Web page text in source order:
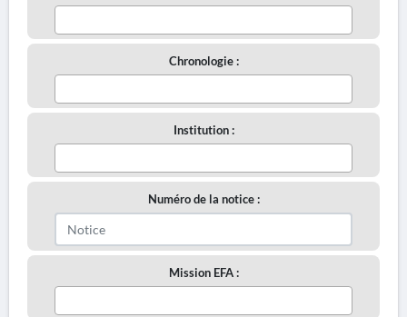
Chronologie :
Institution :
Numéro de la notice :
Mission EFA :